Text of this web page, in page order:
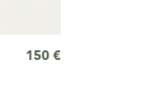
150 €